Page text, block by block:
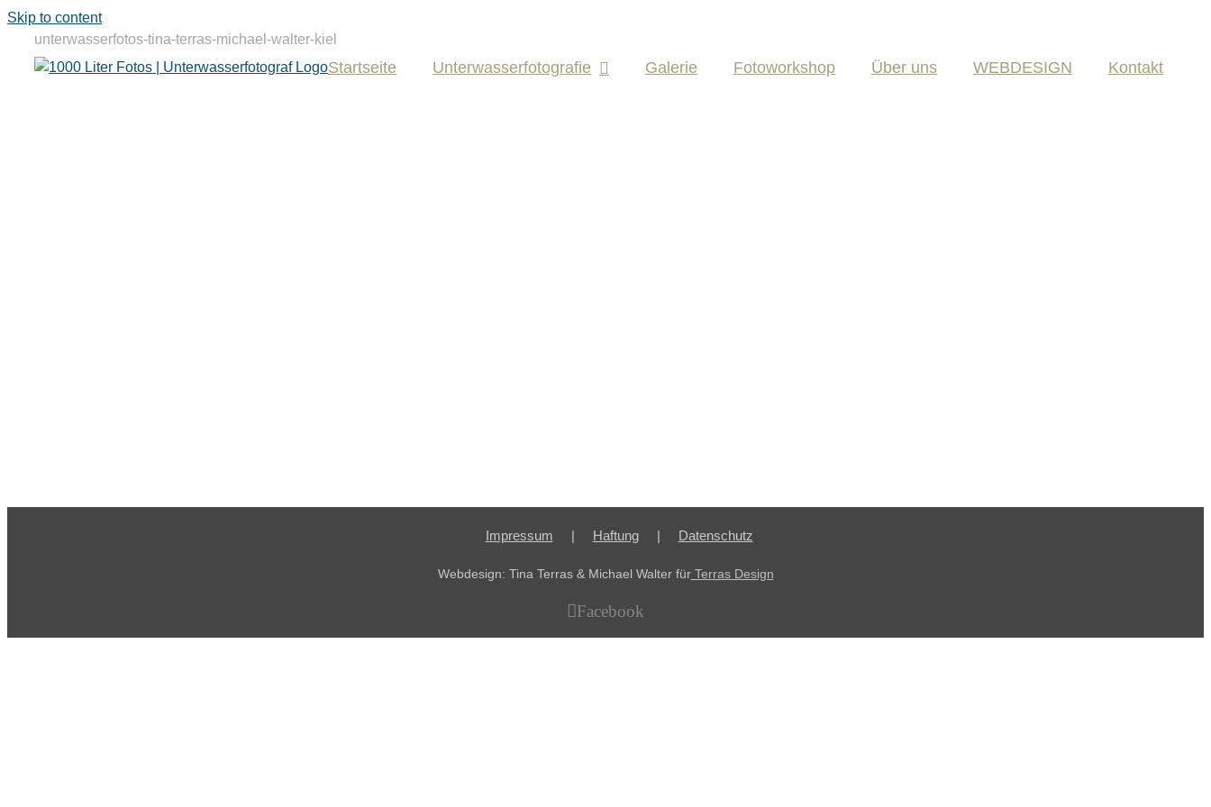
Skip to content
Startseite Unterwasserfotografie Galerie Fotoworkshop Über uns WEBDESIGN Kontakt
unterwasserfotos-tina-terras-michael-walter-kiel
Impressum Haftung Datenschutz
Webdesign: Tina Terras & Michael Walter fürTerras Design
Facebook